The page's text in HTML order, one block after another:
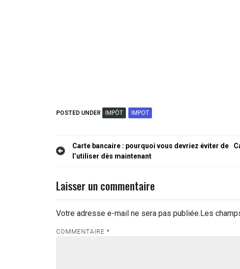
POSTED UNDER IMPÔT IMPOT
Navigation
l’article
Carte bancaire : pourquoi vous devriez éviter de
l’utiliser dès maintenant
Laisser un commentaire
Votre adresse e-mail ne sera pas publiée.Les
COMMENTAIRE *